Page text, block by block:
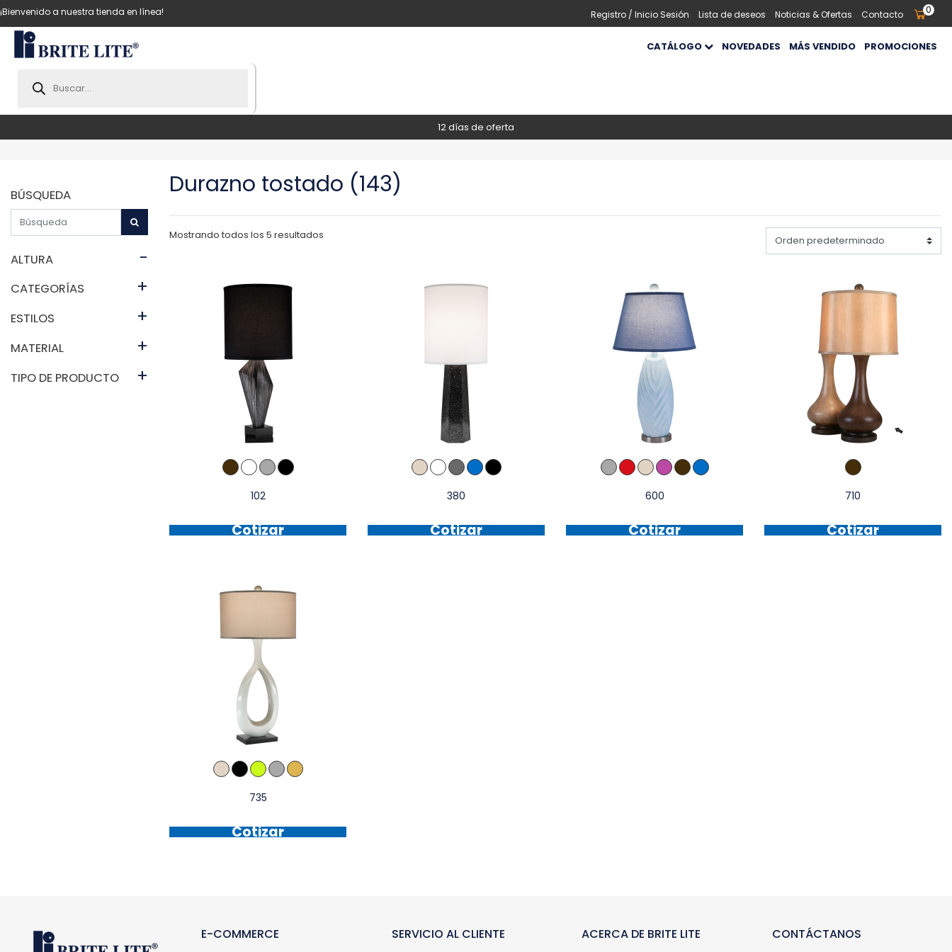
¡Bienvenido a nuestra tienda en línea! Registro / Inicio Sesión Lista de deseos Noticias & Ofertas Contacto 0
search
CATÁLOGO NOVEDADES MÁS VENDIDO PROMOCIONES
12 días de oferta
BÚSQUEDA
ALTURA -
CATEGORÍAS +
ESTILOS +
MATERIAL +
TIPO DE PRODUCTO +
Durazno tostado (143)
Mostrando todos los 5 resultados
102
Cotizar
380
Cotizar
600
Cotizar
710
Cotizar
735
Cotizar
E-COMMERCE SERVICIO AL CLIENTE ACERCA DE BRITE LITE CONTÁCTANOS